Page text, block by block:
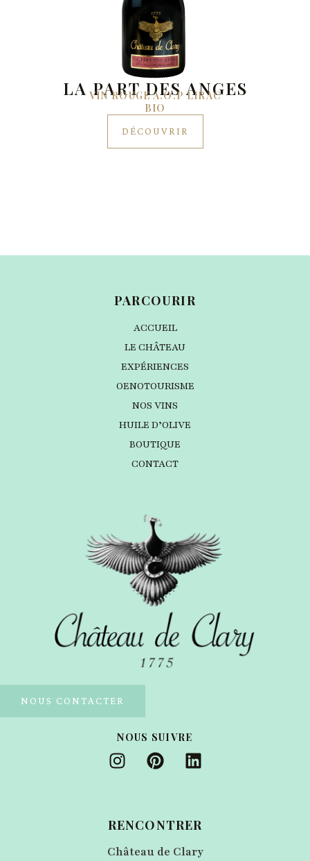
LA PART DES ANGES
VIN ROUGE A.O.P LIRAC
BIO
DÉCOUVRIR
PARCOURIR
ACCUEIL
LE CHÂTEAU
EXPÉRIENCES
OENOTOURISME
NOS VINS
HUILE D’OLIVE
BOUTIQUE
CONTACT
NOUS CONTACTER
NOUS SUIVRE
Instagram
PinterestLinkedin
RENCONTRER
Château de Clary